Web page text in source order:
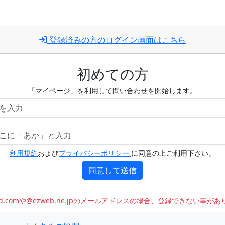
登録済みの方のログイン画面はこちら
初めての方
「マイページ」を利用して問い合わせを開始します。
利用規約およびプライバシーポリシー に同意の上ご利用下さい。
同意して送信
や@ezweb.ne.jpのメールアドレスの場合、登録できない事があ